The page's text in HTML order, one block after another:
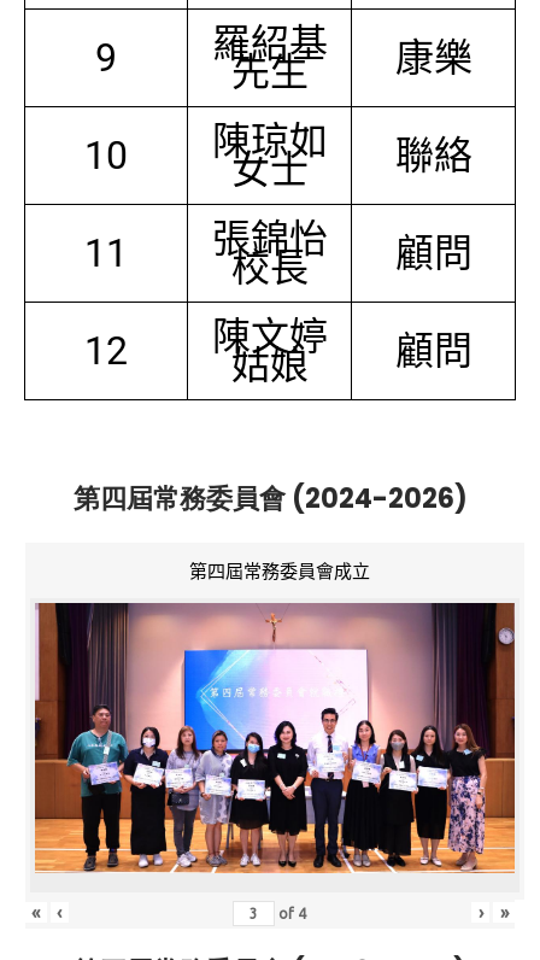
9 羅紹基
先生 康樂
10 陳琼如
女士 聯絡
11 張錦怡
校長 顧問
12 陳文婷
姑娘 顧問
第四屆常務委員會 (2024-2026)
第四屆常務委員會成立
« ‹ of 4 › »